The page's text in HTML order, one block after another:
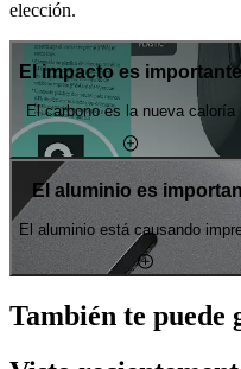
elección.
El impacto es importante
El carbono es la nueva caloría
El aluminio es
El aluminio está causando
También te puede